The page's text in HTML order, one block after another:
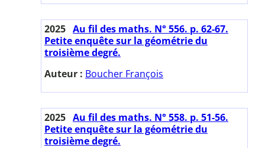
2025 Au fil des maths. N° 556. p. 62-67.
Petite enquête sur la géométrie du
troisième degré.
Auteur : Boucher François
2025 Au fil des maths. N° 558. p. 51-56.
Petite enquête sur la géométrie du
troisième degré.